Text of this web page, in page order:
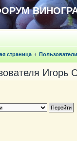
страница Пользователи
Игорь